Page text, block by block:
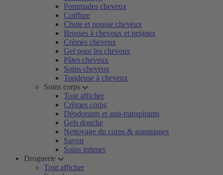
Pommades cheveux
Coiffure
Chute et pousse cheveux
Brosses à cheveux et peignes
Crèmes cheveux
Gel pour les cheveux
Pâtes cheveux
Soins cheveux
Tondeuse à cheveux
Soins corps
Tout afficher
Crèmes corps
Déodorants et anti-transpirants
Gels douche
Nettoyage du corps & gommages
Savon
Soins intimes
Droguerie
Tout afficher